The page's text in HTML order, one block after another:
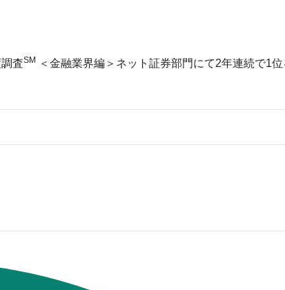
査SM
＜金融業界編＞ネット証券部門にて2年連続で1